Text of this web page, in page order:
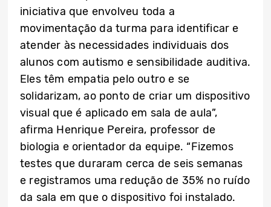
iniciativa que envolveu toda a
movimentação da turma para identificar e
atender às necessidades individuais dos
alunos com autismo e sensibilidade auditiva.
Eles têm empatia pelo outro e se
solidarizam, ao ponto de criar um dispositivo
visual que é aplicado em sala de aula”,
afirma Henrique Pereira, professor de
biologia e orientador da equipe. “Fizemos
testes que duraram cerca de seis semanas
e registramos uma redução de 35% no ruído
da sala em que o dispositivo foi instalado.